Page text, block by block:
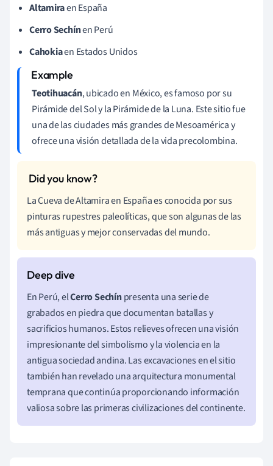
Altamiraen España
Cerro Sechínen Perú
Cahokiaen Estados Unidos
Teotihuacán, ubicado en México, es famoso por su
Pirámide del Sol y la Pirámide de la Luna. Este sitio fue
una de las ciudades más grandes de Mesoamérica y
ofrece una visión detallada de la vida precolombina.
La Cueva de Altamira en España es conocida por sus
pinturas rupestres paleolíticas, que son algunas de las
más antiguas y mejor conservadas del mundo.
En Perú, elCerro Sechínpresenta una serie de
grabados en piedra que documentan batallas y
sacrificios humanos. Estos relieves ofrecen una visión
impresionante del simbolismo y la violencia en la
antigua sociedad andina. Las excavaciones en el sitio
también han revelado una arquitectura monumental
temprana que continúa proporcionando información
valiosa sobre las primeras civilizaciones del continente.